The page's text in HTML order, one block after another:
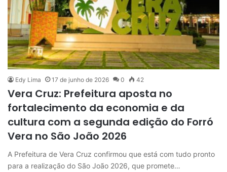
Edy Lima 17 de junho de 2026 0 42
Vera Cruz: Prefeitura aposta no
fortalecimento da economia e da
cultura com a segunda edição do Forró
Vera no São João 2026
A Prefeitura de Vera Cruz confirmou que está com tudo pronto
para a realização do São João 2026, que promete…